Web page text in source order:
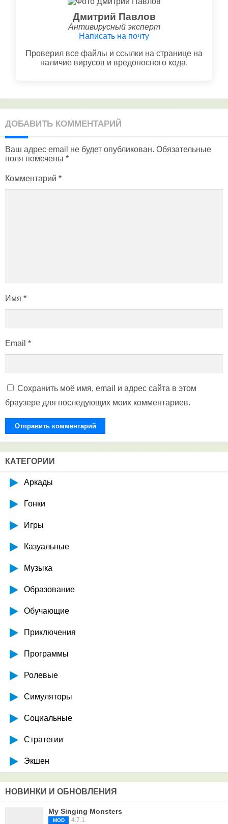
Дмитрий Павлов
Антивирусный эксперт
Написать на почту
Проверил все файлы и ссылки на странице на
наличие вирусов и вредоносного кода.
ДОБАВИТЬ КОММЕНТАРИЙ
Ваш адрес email не будет опубликован. Обязательные
поля помечены *
Комментарий *
Имя *
Email *
Сохранить моё имя, email и адрес сайта в этом
браузере для последующих моих комментариев.
КАТЕГОРИИ
Аркады
Гонки
Игры
Казуальные
Музыка
Образование
Обучающие
Приключения
Программы
Ролевые
Симуляторы
Социальные
Стратегии
Экшен
НОВИНКИ И ОБНОВЛЕНИЯ
My Singing Monsters
MOD
4.7.1